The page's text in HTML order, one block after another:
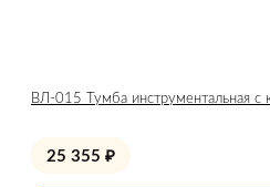
ВЛ-015 Тумба инструментальная c
25 355 ₽